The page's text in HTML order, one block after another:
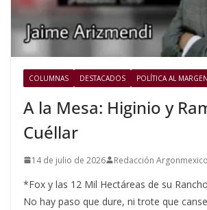
COLUMNAS DESTACADOS POLÍTICA AL
A la Mesa: Higinio y
Cuéllar
14 de julio de 2026 Redacción Argonmexico
*Fox y las 12 Mil Hectáreas de su
No hay paso que dure, ni trote que